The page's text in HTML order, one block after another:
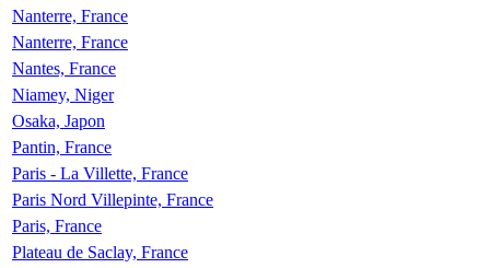
Nanterre, France
Nanterre, France
Nantes, France
Niamey, Niger
Osaka, Japon
Pantin, France
Paris - La Villette, France
Paris Nord Villepinte, France
Paris, France
Plateau de Saclay, France